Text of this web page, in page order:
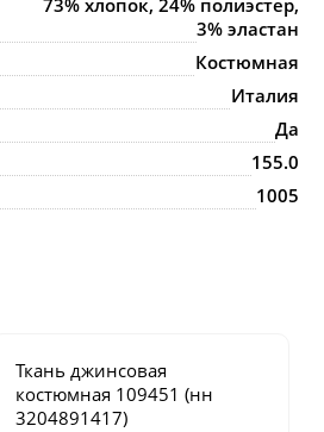
73% хлопок, 24% полиэстер,
3% эластан
Костюмная
Италия
Да
155.0
1005
Ткань джинсовая
костюмная 109451 (нн
3204891417)